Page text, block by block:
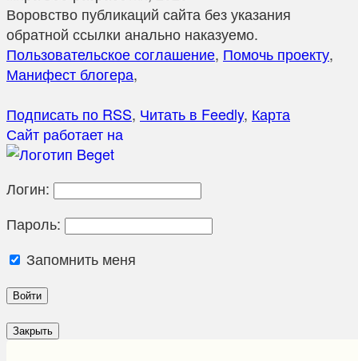
Воровство публикаций сайта без указания
обратной ссылки анально наказуемо.
Пользовательское соглашение, Помочь проекту,
Манифест блогера,
Подписать по RSS, Читать в Feedly, Карта
Сайт работает на
Логин:
Пароль:
Запомнить меня
Закрыть